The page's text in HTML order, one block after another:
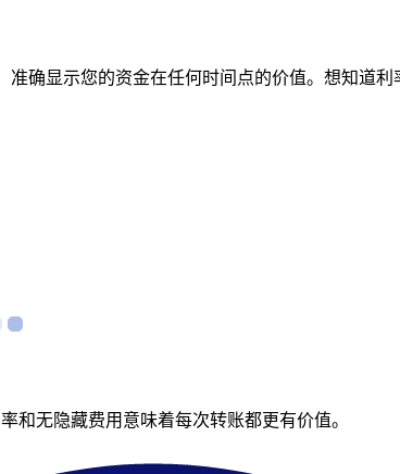
确显示您的资金在任何时间点的价值。想知道
无隐藏费用意味着每次转账都更有价值。